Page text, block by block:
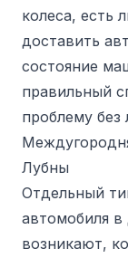
колеса, есть
доставить
состояние
правильный
проблему
Лубны
Отдельный
автомобиля в
возникают,